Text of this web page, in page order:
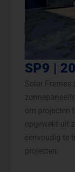
SP9 |
Solar Frames
om projecten
opgewekt uit
eenvoudig te
projecten.